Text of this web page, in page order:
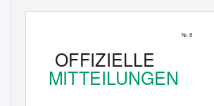
Nr. 8
OFFIZIELLE
MITTEILUNGEN